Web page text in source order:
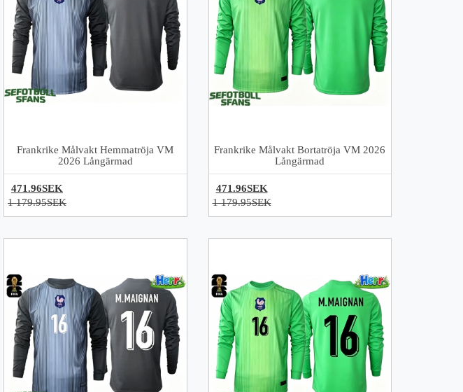
Frankrike Målvakt Hemmatröja VM
2026 Långärmad
471.96SEK
1 179.95SEK
Frankrike Målvakt Bortatröja VM 2026
Långärmad
471.96SEK
1 179.95SEK